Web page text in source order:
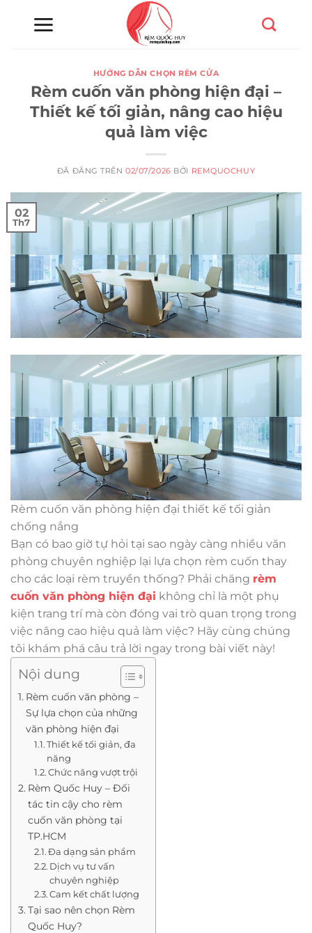
HƯỚNG DẪN CHỌN RÈM CỬA
Rèm cuốn văn phòng hiện đại –
Thiết kế tối giản, nâng cao hiệu
quả làm việc
ĐÃ ĐĂNG TRÊN02/07/2026 BỞI REMQUOCHUY
02
Th7
Rèm cuốn văn phòng hiện đại thiết kế tối giản
chống nắng
Bạn có bao giờ tự hỏi tại sao ngày càng nhiều văn
phòng chuyên nghiệp lại lựa chọn rèm cuốn thay
cho các loại rèm truyền thống? Phải chăng rèm
cuốn văn phòng hiện đại không chỉ là một phụ
kiện trang trí mà còn đóng vai trò quan trọng trong
việc nâng cao hiệu quả làm việc? Hãy cùng chúng
tôi khám phá câu trả lời ngay trong bài viết này!
Nội dung
Rèm cuốn văn phòng –
Sự lựa chọn của những
văn phòng hiện đại
Thiết kế tối giản, đa
năng
Chức năng vượt trội
Rèm Quốc Huy – Đối
tác tin cậy cho rèm
cuốn văn phòng tại
TP.HCM
Đa dạng sản phẩm
Dịch vụ tư vấn
chuyên nghiệp
Cam kết chất lượng
Tại sao nên chọn Rèm
Quốc Huy?